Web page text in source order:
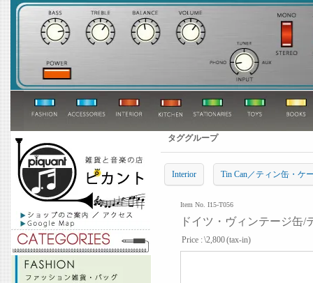
タググループ
Interior Tin Can／ティン缶・ケ
Item No. I15-T056
ドイツ・ヴィンテージ缶
Price :\2,800(tax-in)